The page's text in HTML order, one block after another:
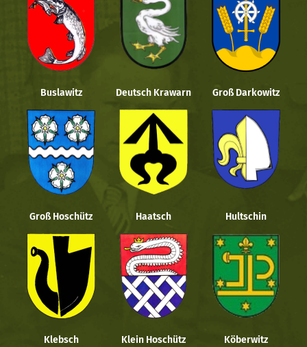
Buslawitz Deutsch Krawarn Groß Darkowitz
Groß Hoschütz Haatsch Hultschin
Klebsch Klein Hoschütz Köberwitz